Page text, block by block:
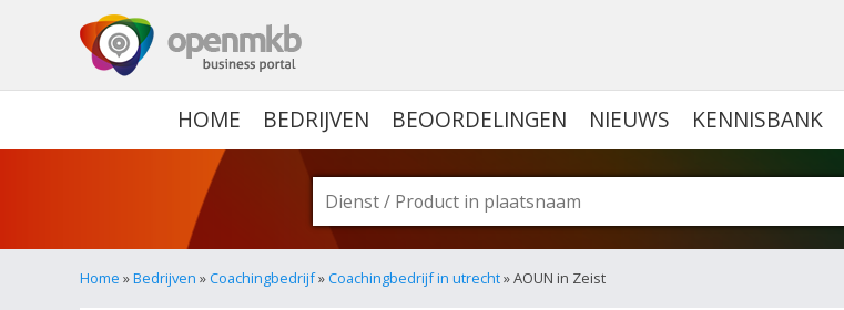
HOME BEDRIJVEN BEOORDELINGEN NIEUWS KENNISBANK
Home »Bedrijven »Coachingbedrijf»Coachingbedrijf in utrecht» AOUN in Zeist